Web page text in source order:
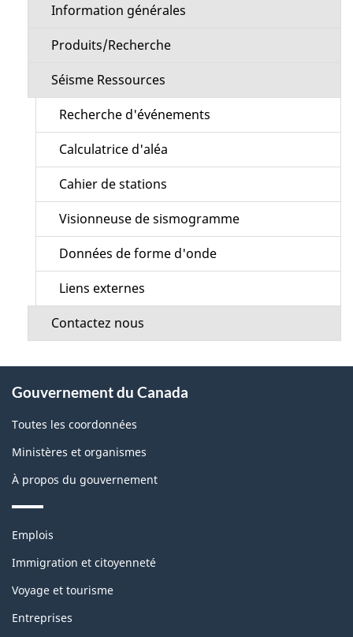
Information générales
Produits/Recherche
Séisme Ressources
Recherche d'événements
Calculatrice d'aléa
Cahier de stations
Visionneuse de sismogramme
Données de forme d'onde
Liens externes
Contactez nous
propos
de
ce
Gouvernement du Canada
Toutes les coordonnées
Ministères et organismes
À propos du gouvernement
Thèmes
sujets
Emplois
Immigration et citoyenneté
Voyage et tourisme
Entreprises